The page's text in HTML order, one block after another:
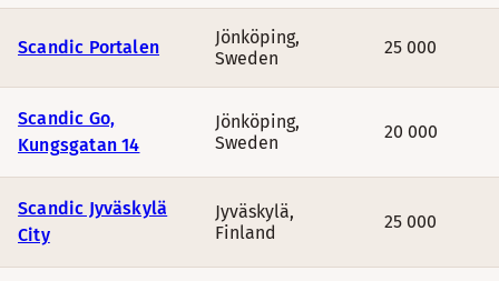
Scandic Portalen Jönköping,
Sweden
25 000
Scandic Go,
Kungsgatan 14
Jönköping,
Sweden
20 000
Scandic Jyväskylä
City
Jyväskylä,
Finland
25 000